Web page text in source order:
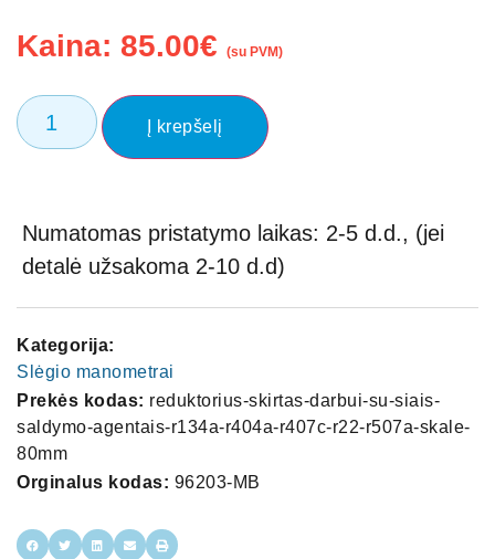
Kaina: 85.00€ (su PVM)
Į krepšelį
Numatomas pristatymo laikas: 2-5 d.d., (jei
detalė užsakoma 2-10 d.d)
Kategorija:
Slėgio manometrai
Prekės kodas: reduktorius-skirtas-darbui-su-siais-
saldymo-agentais-r134a-r404a-r407c-r22-r507a-skale-
80mm
Orginalus kodas: 96203-MB